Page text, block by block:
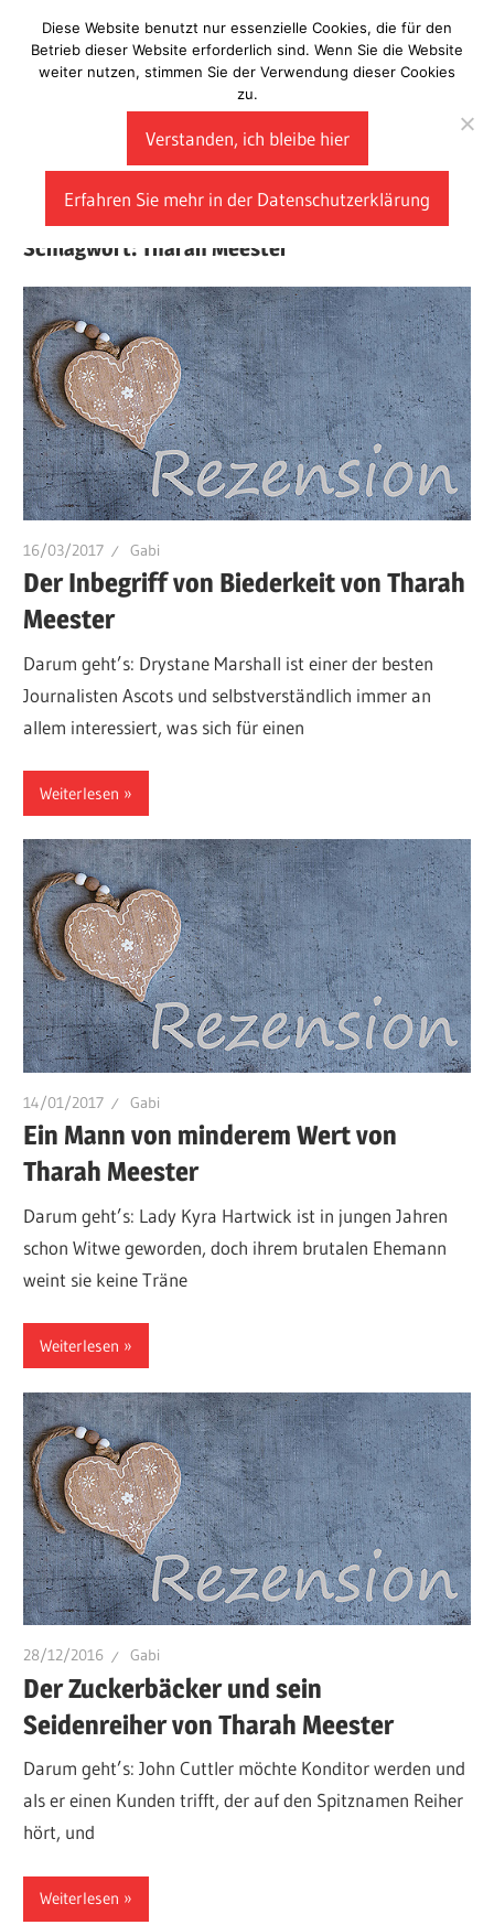
Inhalt
springen
Laberladen
Schlagwort: Tharah Meester
16/03/2017 Gabi
Der Inbegriff von Biederkeit von Tharah
Meester
Darum geht’s: Drystane Marshall ist einer der besten
Journalisten Ascots und selbstverständlich immer an
allem interessiert, was sich für einen
Weiterlesen
14/01/2017 Gabi
Ein Mann von minderem Wert von
Tharah Meester
Darum geht’s: Lady Kyra Hartwick ist in jungen Jahren
schon Witwe geworden, doch ihrem brutalen Ehemann
weint sie keine Träne
Weiterlesen
28/12/2016 Gabi
Der Zuckerbäcker und sein
Seidenreiher von Tharah Meester
Darum geht’s: John Cuttler möchte Konditor werden und
als er einen Kunden trifft, der auf den Spitznamen Reiher
hört, und
Weiterlesen
Diese Website benutzt nur essenzielle Cookies, die für den
Betrieb dieser Website erforderlich sind. Wenn Sie die Website
weiter nutzen, stimmen Sie der Verwendung dieser Cookies
zu.
Verstanden, ich bleibe hier
Erfahren Sie mehr in der Datenschutzerklärung